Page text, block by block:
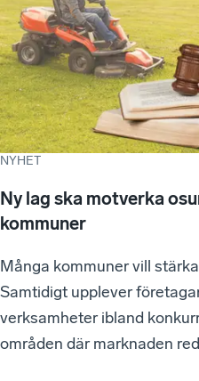
NYHET
Ny lag ska motverka
kommuner
Många kommuner vill
Samtidigt upplever
verksamheter ibland
områden där marknaden